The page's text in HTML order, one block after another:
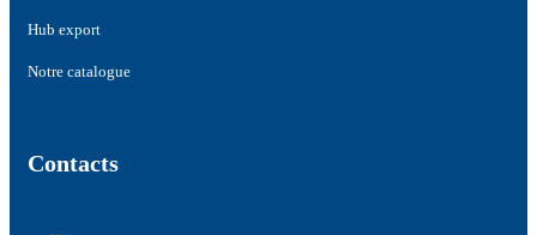
Hub export
Notre catalogue
Contacts